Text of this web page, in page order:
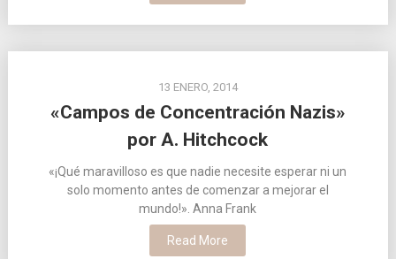
13 ENERO, 2014
«Campos de Concentración Nazis»
por A. Hitchcock
«¡Qué maravilloso es que nadie necesite esperar ni un
solo momento antes de comenzar a mejorar el
mundo!». Anna Frank
Read More